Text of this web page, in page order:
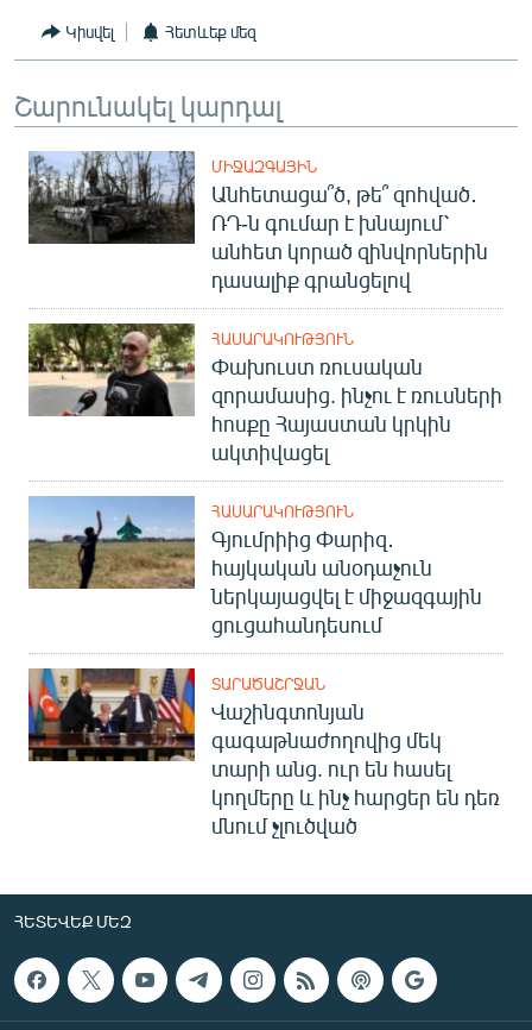
Կիսվել Հետևեք մեզ
Շարունակել կարդալ
ՄԻՋԱԶԳԱՅԻՆ
Անհետացա՞ծ, թե՞ զոհված․
ՌԴ-ն գումար է խնայում՝
անհետ կորած զինվորներին
դասալիք գրանցելով
ՀԱՍԱՐԱԿՈՒԹՅՈՒՆ
Փախուստ ռուսական
զորամասից. ինչու է ռուսների
հոսքը Հայաստան կրկին
ակտիվացել
ՀԱՍԱՐԱԿՈՒԹՅՈՒՆ
Գյումրիից Փարիզ․
հայկական անօդաչուն
ներկայացվել է միջազգային
ցուցահանդեսում
ՏԱՐԱԾԱՇՐՋԱՆ
Վաշինգտոնյան
գագաթնաժողովից մեկ
տարի անց. ուր են հասել
կողմերը և ինչ հարցեր են դեռ
մնում չլուծված
ՀԵՏԵՎԵՔ ՄԵԶ